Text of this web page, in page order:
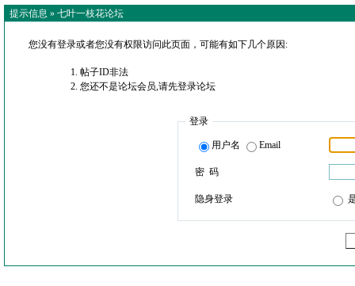
提示信息 » 七叶一枝花论坛
您没有登录或者您没有权限访问此页面，可能有如下几个原因:
帖子ID非法
您还不是论坛会员,请先登录论坛
登录
用户名 Email
密 码
隐身登录